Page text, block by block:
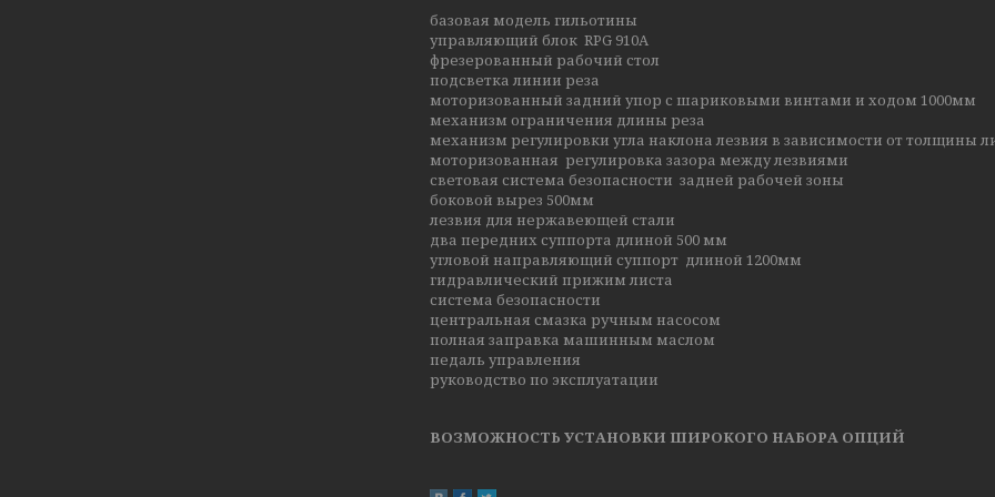
базовая модель гильотины
управляющий блок RPG 910А
фрезерованный рабочий стол
подсветка линии реза
моторизованный задний упор с шариковыми винтами и ходом 1000мм
механизм ограничения длины реза
механизм регулировки угла наклона лезвия в зависимости от толщины
моторизованная регулировка зазора между лезвиями
световая система безопасности задней рабочей зоны
боковой вырез 500мм
лезвия для нержавеющей стали
два передних суппорта длиной 500 мм
угловой направляющий суппорт длиной 1200мм
гидравлический прижим листа
система безопасности
центральная смазка ручным насосом
полная заправка машинным маслом
педаль управления
руководство по эксплуатации
ВОЗМОЖНОСТЬ УСТАНОВКИ ШИРОКОГО НАБОРА ОПЦИЙ